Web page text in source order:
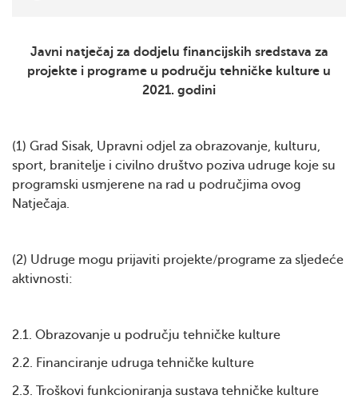
Javni natječaj za dodjelu financijskih sredstava za
projekte i programe u području tehničke kulture u
2021. godini
(1) Grad Sisak, Upravni odjel za obrazovanje, kulturu,
sport, branitelje i civilno društvo poziva udruge koje su
programski usmjerene na rad u područjima ovog
Natječaja.
(2) Udruge mogu prijaviti projekte/programe za sljedeće
aktivnosti:
2.1. Obrazovanje u području tehničke kulture
2.2. Financiranje udruga tehničke kulture
2.3. Troškovi funkcioniranja sustava tehničke kulture